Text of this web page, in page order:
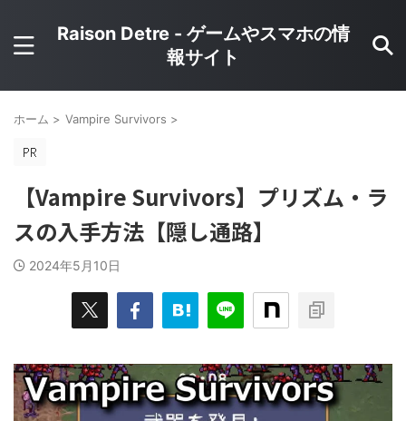
Raison Detre - ゲームやスマホの情
報サイト
ホーム > Vampire Survivors >
【Vampire Survivors】プリズム・ラ
スの入手方法【隠し通路】
2024年5月10日